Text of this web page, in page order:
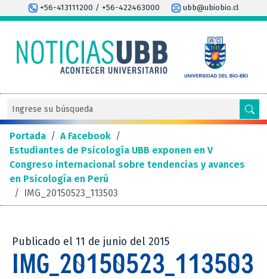
+56-413111200 / +56-422463000 ubb@ubiobio.cl
Portada / A Facebook /
Estudiantes de Psicología UBB exponen en V
Congreso internacional sobre tendencias y avances
en Psicología en Perú
/ IMG_20150523_113503
Publicado el 11 de junio del 2015
IMG_20150523_113503